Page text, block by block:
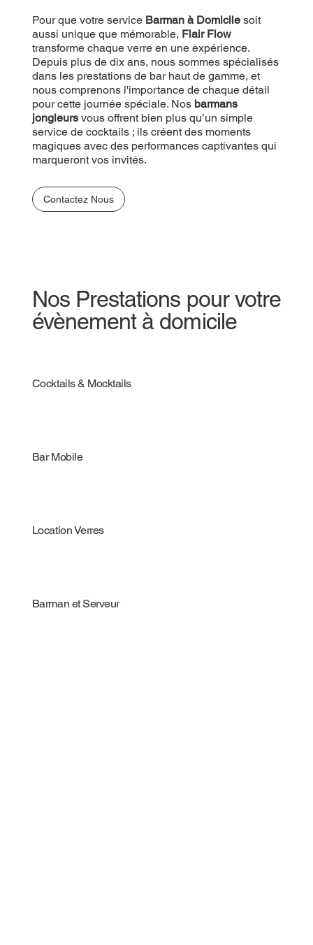
Pour que votre service Barman à Domicilesoit
aussi unique que mémorable, Flair Flow
transforme chaque verre en une expérience.
Depuis plus de dix ans, nous sommes spécialisés
dans les prestations de bar haut de gamme, et
nous comprenons l'importance de chaque détail
pour cette journée spéciale. Nos barmans
jongleursvous offrent bien plus qu’un simple
service de cocktails ; ils créent des moments
magiques avec des performances captivantes qui
marqueront vos invités.
Contactez Nous
Nos Prestations pour votre
évènement à domicile
Cocktails & Mocktails
Bar Mobile
Location Verres
Barman et Serveur